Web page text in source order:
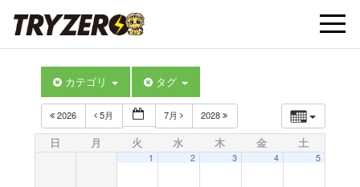
t
カテゴリ タグ
2026 5月 7月 2028
日 月 火 水 木 金 土
1 2 3 4 5